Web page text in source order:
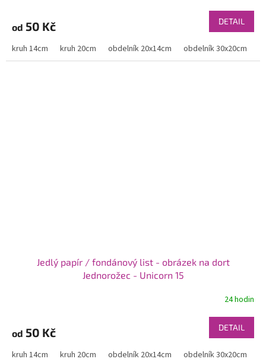
od 50 Kč DETAIL
kruh 14cm kruh 20cm obdelník 20x14cm obdelník 30x20cm
Jedlý papír / fondánový list - obrázek na dort
Jednorožec - Unicorn 15
24 hodin
od 50 Kč DETAIL
kruh 14cm kruh 20cm obdelník 20x14cm obdelník 30x20cm